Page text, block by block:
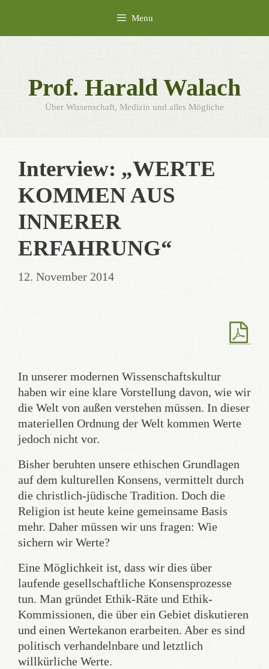
content
Menu
Prof. Harald Walach
Über Wissenschaft, Medizin und alles Mögliche
Interview: „WERTE
KOMMEN AUS
INNERER
ERFAHRUNG“
12. November 2014
In unserer modernen Wissenschaftskultur
haben wir eine klare Vorstellung davon, wie wir
die Welt von außen verstehen müssen. In dieser
materiellen Ordnung der Welt kommen Werte
jedoch nicht vor.
Bisher beruhten unsere ethischen Grundlagen
auf dem kulturellen Konsens, vermittelt durch
die christlich-jüdische Tradition. Doch die
Religion ist heute keine gemeinsame Basis
mehr. Daher müssen wir uns fragen: Wie
sichern wir Werte?
Eine Möglichkeit ist, dass wir dies über
laufende gesellschaftliche Konsensprozesse
tun. Man gründet Ethik-Räte und Ethik-
Kommissionen, die über ein Gebiet diskutieren
und einen Wertekanon erarbeiten. Aber es sind
politisch verhandelnbare und letztlich
willkürliche Werte.